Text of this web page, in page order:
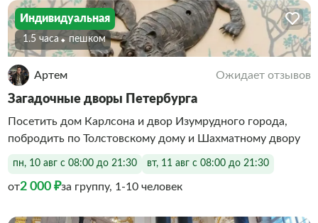
Индивидуальная
1.5 часа Пешком
Артем Ожидает отзывов
Загадочные дворы Петербурга
Посетить дом Карлсона и двор Изумрудного города,
побродить по Толстовскому дому и Шахматному двору
пн, 10 авг с 08:00 до 21:30 вт, 11 авг с 08:00 до 21:30
от2 000 ₽за группу, 1-10 человек